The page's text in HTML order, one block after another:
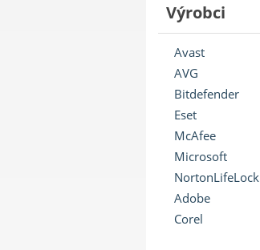
Výrobci
Avast
AVG
Bitdefender
Eset
McAfee
Microsoft
NortonLifeLock
Adobe
Corel